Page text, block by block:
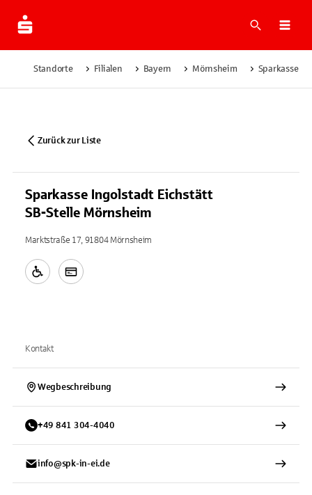
Suche
Standorte Filialen Bayern Mörnsheim Sparkasse
Zurück zur Liste
Sparkasse Ingolstadt Eichstätt
SB-Stelle Mörnsheim
Marktstraße 17, 91804 Mörnsheim
Kontakt
Wegbeschreibung
+49 841 304-4040
info@spk-in-ei.de